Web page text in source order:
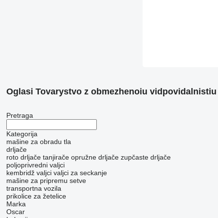
Oglasi Tovarystvo z obmezhenoiu
Pretraga
Kategorija
mašine za obradu tla
drljače
roto drljače tanjirače opružne drljače zupčaste drljače
poljoprivredni valjci
kembridž valjci valjci za seckanje
mašine za pripremu setve
transportna vozila
prikolice za žetelice
Marka
Oscar